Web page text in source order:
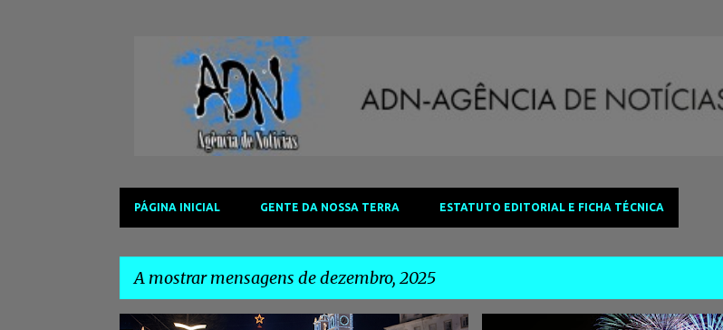
PÁGINA INICIAL GENTE DA NOSSA TERRA ESTATUTO EDITORIAL E FICHA TÉCNICA
A mostrar mensagens de dezembro, 2025